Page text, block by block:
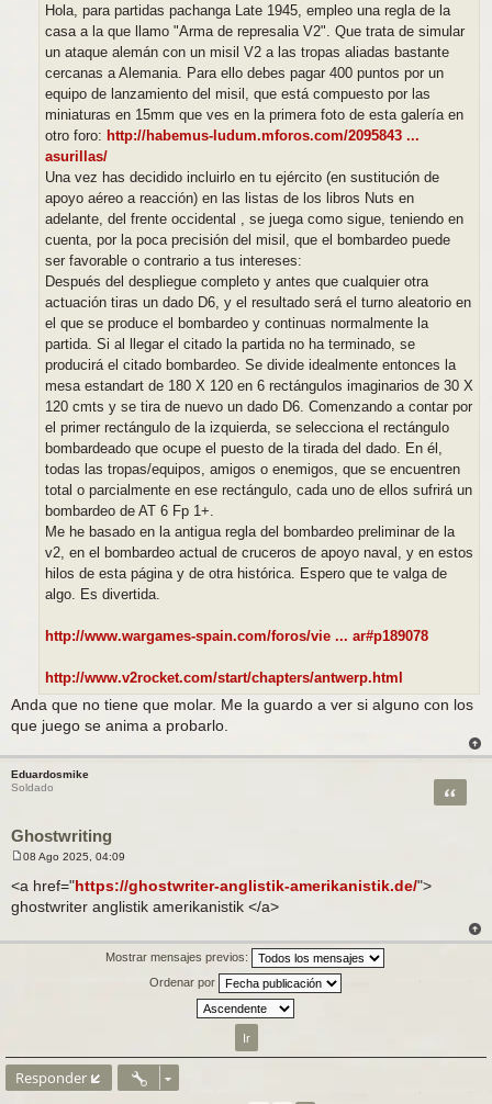
Hola, para partidas pachanga Late 1945, empleo una regla de la
casa a la que llamo "Arma de represalia V2". Que trata de simular
un ataque alemán con un misil V2 a las tropas aliadas bastante
cercanas a Alemania. Para ello debes pagar 400 puntos por un
equipo de lanzamiento del misil, que está compuesto por las
miniaturas en 15mm que ves en la primera foto de esta galería en
otro foro: http://habemus-ludum.mforos.com/2095843 ...
asurillas/
Una vez has decidido incluirlo en tu ejército (en sustitución de
apoyo aéreo a reacción) en las listas de los libros Nuts en
adelante, del frente occidental , se juega como sigue, teniendo en
cuenta, por la poca precisión del misil, que el bombardeo puede
ser favorable o contrario a tus intereses:
Después del despliegue completo y antes que cualquier otra
actuación tiras un dado D6, y el resultado será el turno aleatorio en
el que se produce el bombardeo y continuas normalmente la
partida. Si al llegar el citado la partida no ha terminado, se
producirá el citado bombardeo. Se divide idealmente entonces la
mesa estandart de 180 X 120 en 6 rectángulos imaginarios de 30 X
120 cmts y se tira de nuevo un dado D6. Comenzando a contar por
el primer rectángulo de la izquierda, se selecciona el rectángulo
bombardeado que ocupe el puesto de la tirada del dado. En él,
todas las tropas/equipos, amigos o enemigos, que se encuentren
total o parcialmente en ese rectángulo, cada uno de ellos sufrirá un
bombardeo de AT 6 Fp 1+.
Me he basado en la antigua regla del bombardeo preliminar de la
v2, en el bombardeo actual de cruceros de apoyo naval, y en estos
hilos de esta página y de otra histórica. Espero que te valga de
algo. Es divertida.
http://www.wargames-spain.com/foros/vie ... ar#p189078
http://www.v2rocket.com/start/chapters/antwerp.html
Anda que no tiene que molar. Me la guardo a ver si alguno con los
que juego se anima a probarlo.
Eduardosmike
Soldado
Ghostwriting
Citar
n
s
e
08 Ago 2025, 04:09
<a href="https://ghostwriter-anglistik-amerikanistik.de/">
ghostwriter anglistik amerikanistik </a>
Mostrar mensajes previos:
Ordenar por
Responder